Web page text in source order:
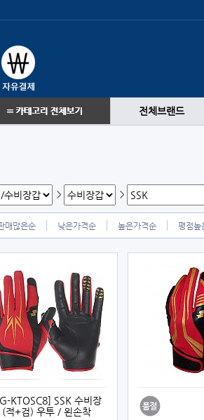
전체브랜드
> >
매많은순 낮은가격순 높은가격순 평점높
KTOSC8] SSK 수비장
(적+검) 우투 / 왼손착